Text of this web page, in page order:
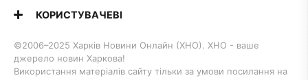
КОРИСТУВАЧЕВІ
©2006–2025 Харків Новини Онлайн (ХНО). ХНО - ваше
джерело новин Харкова!
Використання матеріалів сайту тільки за умови посилання на